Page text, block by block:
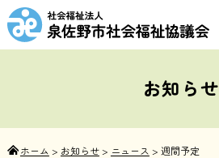
お知らせ
ホーム > お知らせ> ニュース > 週間予定